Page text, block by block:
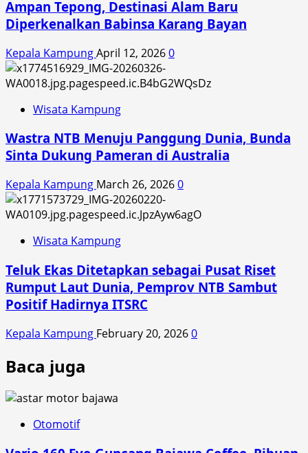
Ampan Tepong, Destinasi Alam Baru
Diperkenalkan Babinsa Karang Bayan
Kepala KampungApril 12, 20260
Wisata Kampung
Wastra NTB Menuju Panggung Dunia, Bunda
Sinta Dukung Pameran di Australia
Kepala Kampung March 26, 20260
Wisata Kampung
Teluk Ekas Ditetapkan sebagai Pusat Riset
Rumput Laut Dunia, Pemprov NTB Sambut
Positif Hadirnya ITSRC
Kepala Kampung February 20, 20260
Baca juga
Otomotif